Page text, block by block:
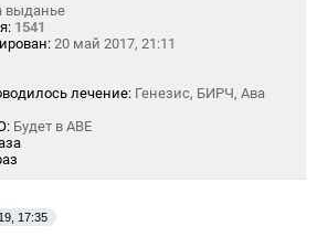
выданье
1541
20 май 2017, 21:11
лечение: Генезис, БИРЧ, Ава
Будет в АВЕ
17:35